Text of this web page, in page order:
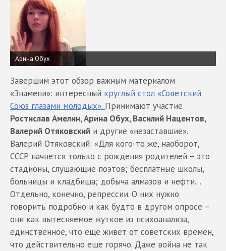
Арина Обух
Завершим этот обзор важным материалом
«Знамени»: интересный круглый стол «Советский
Союз глазами молодых». Принимают участие
Ростислав Амелин, Арина Обух, Василий Нацентов,
Валерий Отяковский и другие «незаставшие».
Валерий Отяковский: «Для кого-то же, наоборот,
СССР начнется только с рождения родителей – это
стадионы, слушающие поэтов; бесплатные школы,
больницы и кладбища; добыча алмазов и нефти…
Отдельно, конечно, репрессии. О них нужно
говорить подробно и как будто в другом опросе –
они как вытесняемое жуткое из психоанализа,
единственное, что еще живет от советских времен,
что действительно еще горячо. Даже война не так